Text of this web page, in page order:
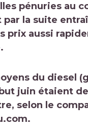
pénuries au
par la suite
prix aussi
du diesel
juin étaient
selon le
.